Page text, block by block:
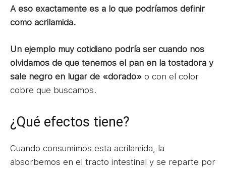
A eso exactamente es a lo que podríamos definir
como acrilamida.
Un ejemplo muy cotidiano podría ser cuando nos
olvidamos de que tenemos el pan en la tostadora y
sale negro en lugar de «dorado» o con el color
cobre que buscamos.
¿Qué efectos tiene?
Cuando consumimos esta acrilamida, la
absorbemos en el tracto intestinal y se reparte por